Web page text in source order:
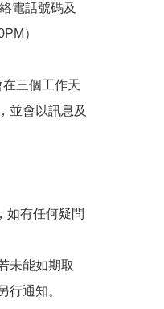
電話號碼及
）
三個工作天
並會以訊息及
如有任何疑問
未能如期取
行通知。